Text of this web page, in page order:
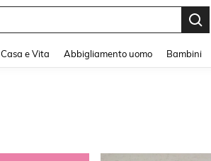
Casa e Vita Abbigliamento uomo Bambini